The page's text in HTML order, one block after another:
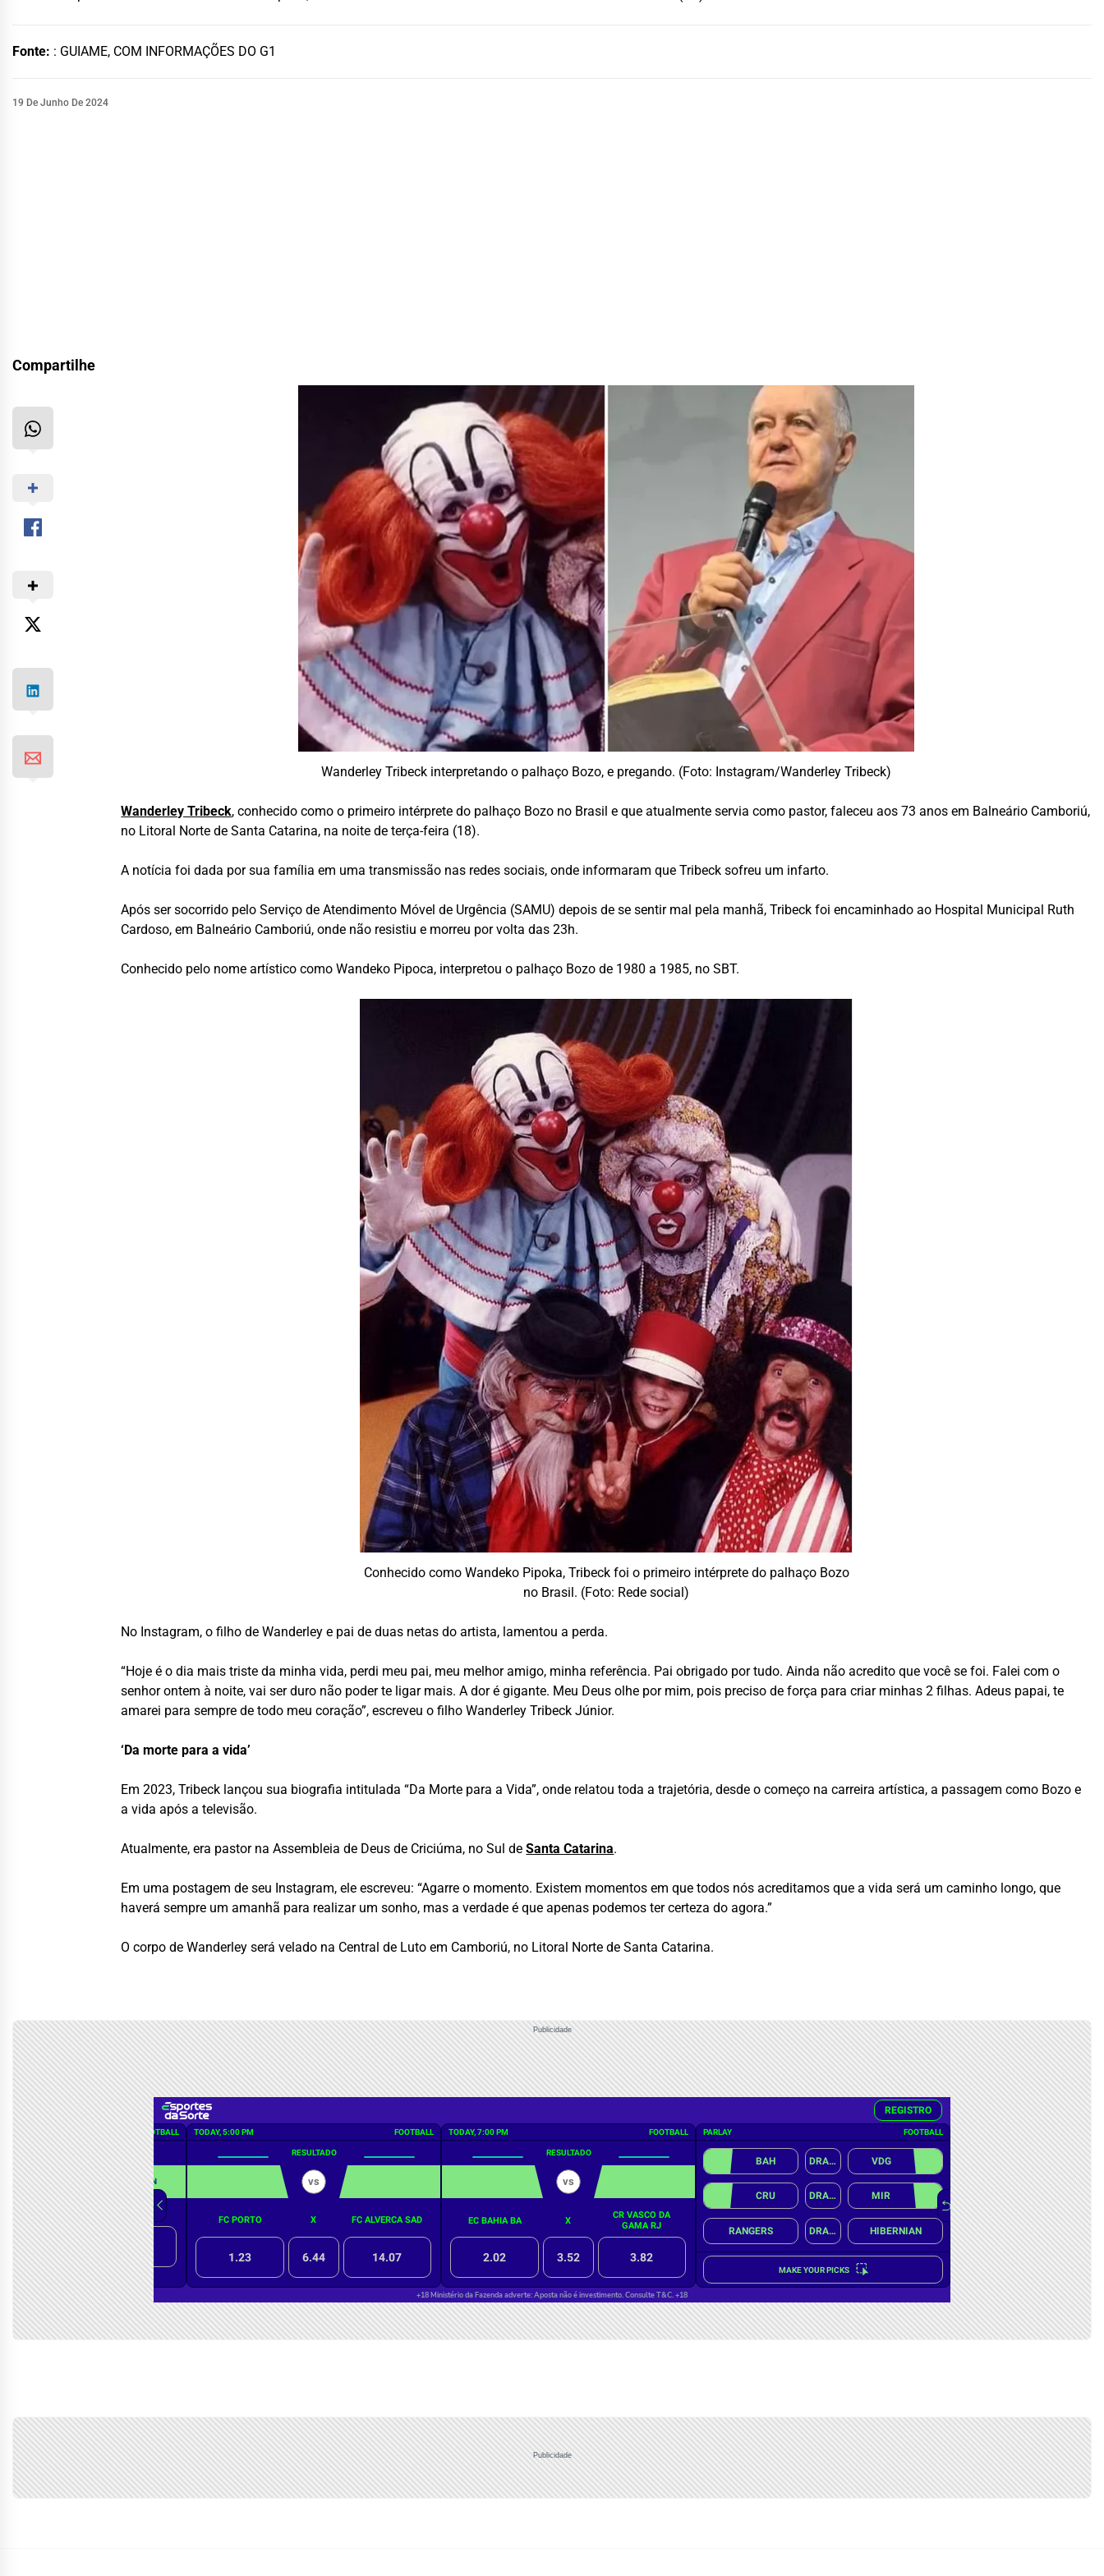
Fonte: : GUIAME, COM INFORMAÇÕES DO G1
19 De Junho De 2024
Compartilhe
Wanderley Tribeck interpretando o palhaço Bozo, e pregando. (Foto: Instagram/Wanderley Tribeck)
Wanderley Tribeck, conhecido como o primeiro intérprete do palhaço Bozo no Brasil e que atualmente servia como pastor, faleceu aos 73 anos em Balneário Camboriú,
no Litoral Norte de Santa Catarina, na noite de terça-feira (18).
A notícia foi dada por sua família em uma transmissão nas redes sociais, onde informaram que Tribeck sofreu um infarto.
Após ser socorrido pelo Serviço de Atendimento Móvel de Urgência (SAMU) depois de se sentir mal pela manhã, Tribeck foi encaminhado ao Hospital Municipal Ruth
Cardoso, em Balneário Camboriú, onde não resistiu e morreu por volta das 23h.
Conhecido pelo nome artístico como Wandeko Pipoca, interpretou o palhaço Bozo de 1980 a 1985, no SBT.
Conhecido como Wandeko Pipoka, Tribeck foi o primeiro intérprete do palhaço Bozo
no Brasil. (Foto: Rede social)
No Instagram, o filho de Wanderley e pai de duas netas do artista, lamentou a perda.
“Hoje é o dia mais triste da minha vida, perdi meu pai, meu melhor amigo, minha referência. Pai obrigado por tudo. Ainda não acredito que você se foi. Falei com o
senhor ontem à noite, vai ser duro não poder te ligar mais. A dor é gigante. Meu Deus olhe por mim, pois preciso de força para criar minhas 2 filhas. Adeus papai, te
amarei para sempre de todo meu coração”, escreveu o filho Wanderley Tribeck Júnior.
‘Da morte para a vida’
Em 2023, Tribeck lançou sua biografia intitulada “Da Morte para a Vida”, onde relatou toda a trajetória, desde o começo na carreira artística, a passagem como Bozo e
a vida após a televisão.
Atualmente, era pastor na Assembleia de Deus de Criciúma, no Sul deSanta Catarina.
Em uma postagem de seu Instagram, ele escreveu: “Agarre o momento. Existem momentos em que todos nós acreditamos que a vida será um caminho longo, que
haverá sempre um amanhã para realizar um sonho, mas a verdade é que apenas podemos ter certeza do agora.”
O corpo de Wanderley será velado na Central de Luto em Camboriú, no Litoral Norte de Santa Catarina.
Publicidade
Publicidade